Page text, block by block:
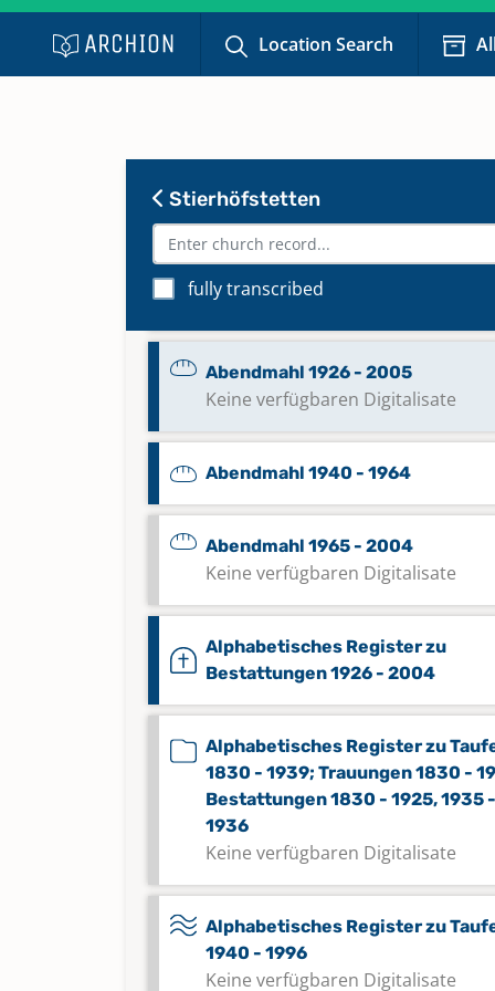
Location Search
Stierhöfstetten
fully transcribed
Abendmahl 1818 - 1836
Abendmahl 1837 - 1886
Abendmahl 1881 - 1939
Abendmahl 1887 - 1925
Abendmahl 1926 - 2005
Keine verfügbaren Digitalisate
Abendmahl 1940 - 1964
Abendmahl 1965 - 2004
Keine verfügbaren Digitalisate
Alphabetisches Register zu
Bestattungen 1926 - 2004
Alphabetisches Register zu
1830 - 1939; Trauungen 1830 -
Bestattungen 1830 - 1925, 1935 -
1936
Keine verfügbaren Digitalisate
Alphabetisches Register zu
1940 - 1996
Keine verfügbaren Digitalisate